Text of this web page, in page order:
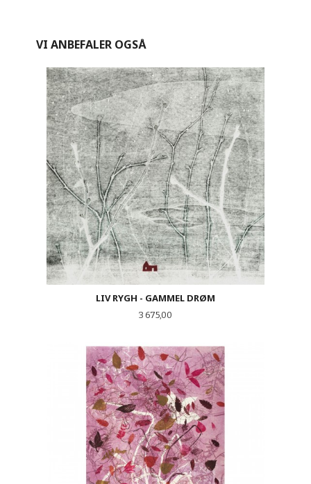
VI ANBEFALER OGSÅ
LIV RYGH - GAMMEL DRØM
Pris
3 675,00